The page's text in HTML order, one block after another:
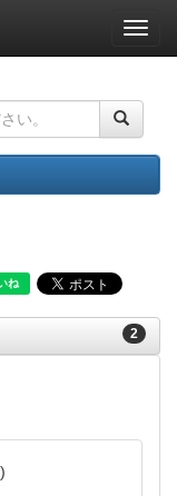
ナ
ビ
ー
ョ
ン
2